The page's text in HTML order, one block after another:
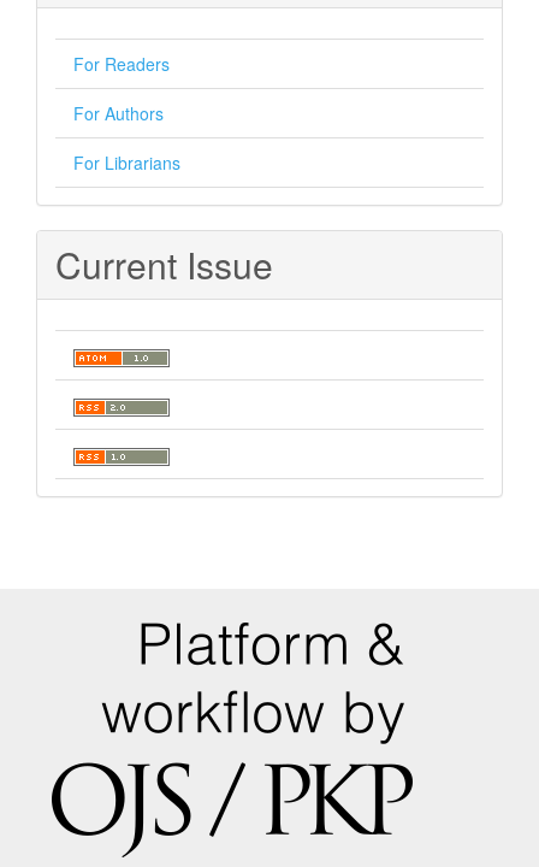
For Readers
For Authors
For Librarians
Current Issue